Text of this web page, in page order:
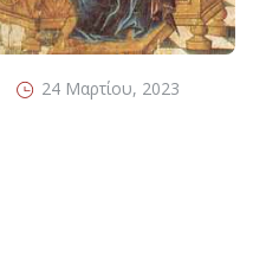
24 Μαρτίου, 2023